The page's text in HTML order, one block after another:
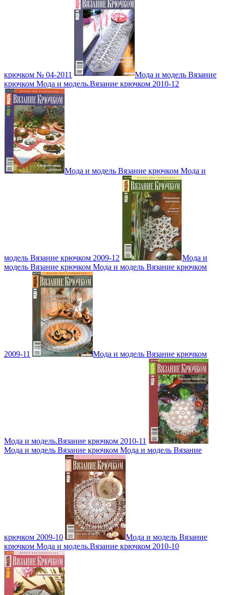
крючком № 04-2011
Мода и модель Вязание
крючком Мода и модель.Вязание крючком 2010-12
Мода и модель Вязание крючком Мода и
модель Вязание крючком 2009-12
Мода и
модель Вязание крючком Мода и модель Вязание крючком
2009-11 Мода и модель Вязание крючком
Мода и модель.Вязание крючком 2010-11
Мода и модель Вязание крючком Мода и модель Вязание
крючком 2009-10
Мода и модель Вязание
крючком Мода и модель.Вязание крючком 2010-10